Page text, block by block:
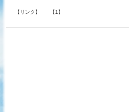
【リンク】 【1】